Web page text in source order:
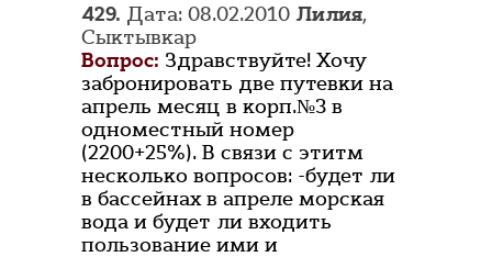
429. Дата: 08.02.2010 Лилия,
Сыктывкар
Вопрос: Здравствуйте! Хочу
забронировать две путевки на
апрель месяц в корп.№3 в
одноместный номер
(2200+25%). В связи с этитм
несколько вопросов: -будет ли
в бассейнах в апреле морская
вода и будет ли входить
пользование ими и